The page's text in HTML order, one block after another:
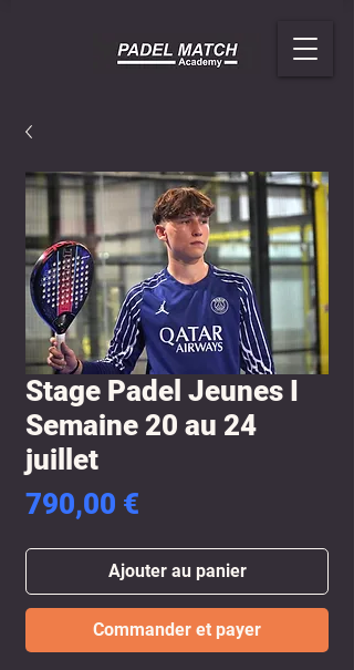
Stage Padel Jeunes I
Semaine 20 au 24
juillet
790,00 €
Ajouter au panier
Commander et payer